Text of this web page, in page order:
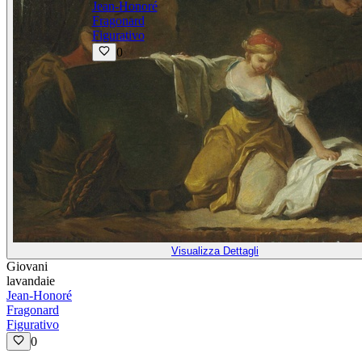
Visualizza Dettagli
Giovani
lavandaie
Jean-Honoré
Fragonard
Figurativo
0
Jean-Honoré
Fragonard
Figurativo
0